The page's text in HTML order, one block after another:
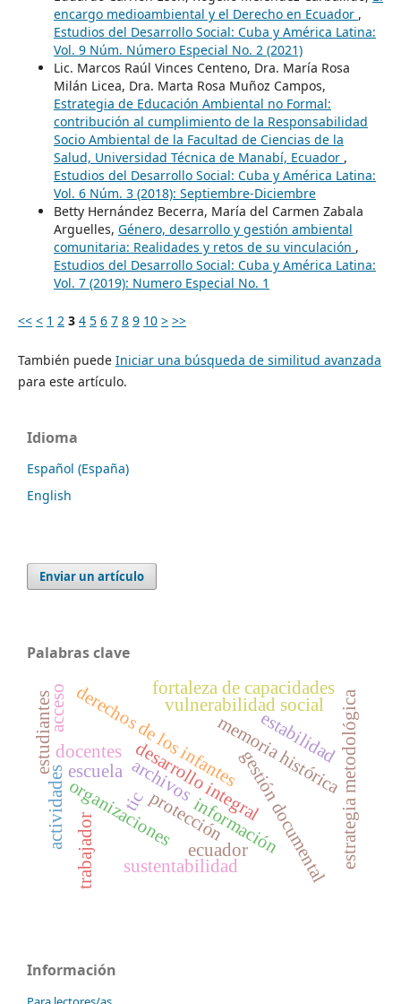
encargo medioambiental y el Derecho en Ecuador ,
Estudios del Desarrollo Social: Cuba y América Latina:
Vol. 9 Núm. Número Especial No. 2 (2021)
Lic. Marcos Raúl Vinces Centeno, Dra. María Rosa
Milán Licea, Dra. Marta Rosa Muñoz Campos,
Estrategia de Educación Ambiental no Formal:
contribución al cumplimiento de la Responsabilidad
Socio Ambiental de la Facultad de Ciencias de la
Salud, Universidad Técnica de Manabí, Ecuador ,
Estudios del Desarrollo Social: Cuba y América Latina:
Vol. 6 Núm. 3 (2018): Septiembre-Diciembre
Betty Hernández Becerra, María del Carmen Zabala
Arguelles, Género, desarrollo y gestión ambiental
comunitaria: Realidades y retos de su vinculación ,
Estudios del Desarrollo Social: Cuba y América Latina:
Vol. 7 (2019): Numero Especial No. 1
<< < 1 2 3 4 5 6 7 8 9 10 > >>
También puede Iniciar una búsqueda de similitud avanzada
para este artículo.
Idioma
Español (España)
English
Enviar un artículo
Palabras clave
gestión documental
archivos memoria histórica
organizaciones información
desarrollo integral
derechos de los infantes
protección
vulnerabilidad social
ecuador
actividades estrategia metodológica
tic
fortaleza de capacidades
sustentabilidad
trabajador
estabilidad
docentes
escuela
estudiantesacceso
Información